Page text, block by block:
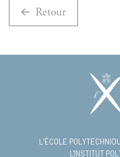
Retour
L’ÉCOLE
L'INSTITUT